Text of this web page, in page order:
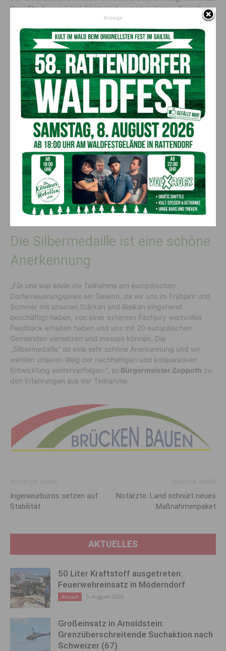
Kropfitschvom Land Kärnten, der uns bei diesem Bewerb
Top-Projekte wurden eingereicht
Die Jury zeigte sich begeistert angesichts des hohen Niveaus
der Einreichungen. Es wurden aus den verschiedenen Ländern
und Regionen faktisch nur noch absolut herausragende Top-
Projekte für den Dorferneuerungspreis eingereicht, die sich
allesamt in ausgesprochen zukunftsweisenden
Entwicklungsprozessen befinden – eine erfreuliche Tatsache,
die allerdings dazu führt, dass schon ein nur durchschnittlich
realisiertes Projekt zwischen „Gold“ und „Silber“ entscheiden
kann.
Die Preisverleihung, die ein großes europäisches Fest sein
wird, findet im Mai 2023 in der Siegergemeinde des
vergangenen Wettbewerbes, in der Gemeindeallianz Hofeimer
Land in Bayern, Deutschland, statt.
Die Silbermedaille ist eine schöne
Anerkennung
„Für uns war allein die Teilnahme am europäischen
Dorferneuerungspreis ein Gewinn, da wir uns im Frühjahr und
Sommer mit unseren Stärken und Risiken eingehend
beschäftigt haben, von einer externen Fachjury wertvolles
Feedback erhalten haben und uns mit 20 europäischen
Gemeinden vernetzen und messen können. Die
„Silbermedaille“ ist eine sehr schöne Anerkennung und wir
werden unseren Weg der nachhaltigen und kooperativen
Entwicklung weiterverfolgen.“, so Bürgermeister Zoppoth zu
den Erfahrungen aus der Teilnahme.
Ingenieurbüros setzen auf
Stabilität
Notärzte: Land schnürt neues
Maßnahmenpaket
AKTUELLES
50 Liter Kraftstoff ausgetreten:
Feuerwehreinsatz in Möderndorf
Aktuell 5. August 2026
Großeinsatz in Arnoldstein:
Grenzüberschreitende Suchaktion nach
Schweizer (67)
Anzeige